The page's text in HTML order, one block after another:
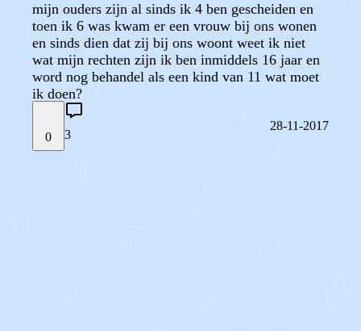
mijn ouders zijn al sinds ik 4 ben gescheiden en
toen ik 6 was kwam er een vrouw bij ons wonen
en sinds dien dat zij bij ons woont weet ik niet
wat mijn rechten zijn ik ben inmiddels 16 jaar en
word nog behandel als een kind van 11 wat moet
ik doen?
0 3
28-11-2017